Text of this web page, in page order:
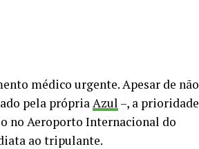
médico urgente. Apesar de não
pela própriaAzul –, a prioridade
no Aeroporto Internacional do
ao tripulante.